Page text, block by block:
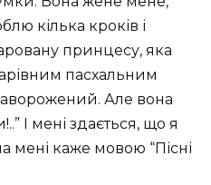
кілька кроків і
принцесу, яка
пасхальним
Але вона
І мені здається, що я
мені каже мовою “Пісні